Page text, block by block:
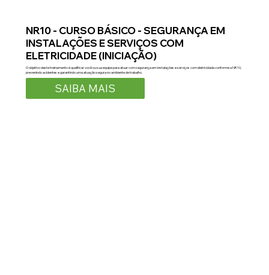
NR10 - CURSO BÁSICO - SEGURANÇA EM
INSTALAÇÕES E SERVIÇOS COM
ELETRICIDADE (INICIAÇÃO)
O objetivo deste treinamento é qualificar você ou sua equipe para atuar com segurança em instalações e serviços com eletricidade conforme a NR 10,
prevenindo acidentes e garantindo uma atuação segura no ambiente de trabalho.
SAIBA MAIS